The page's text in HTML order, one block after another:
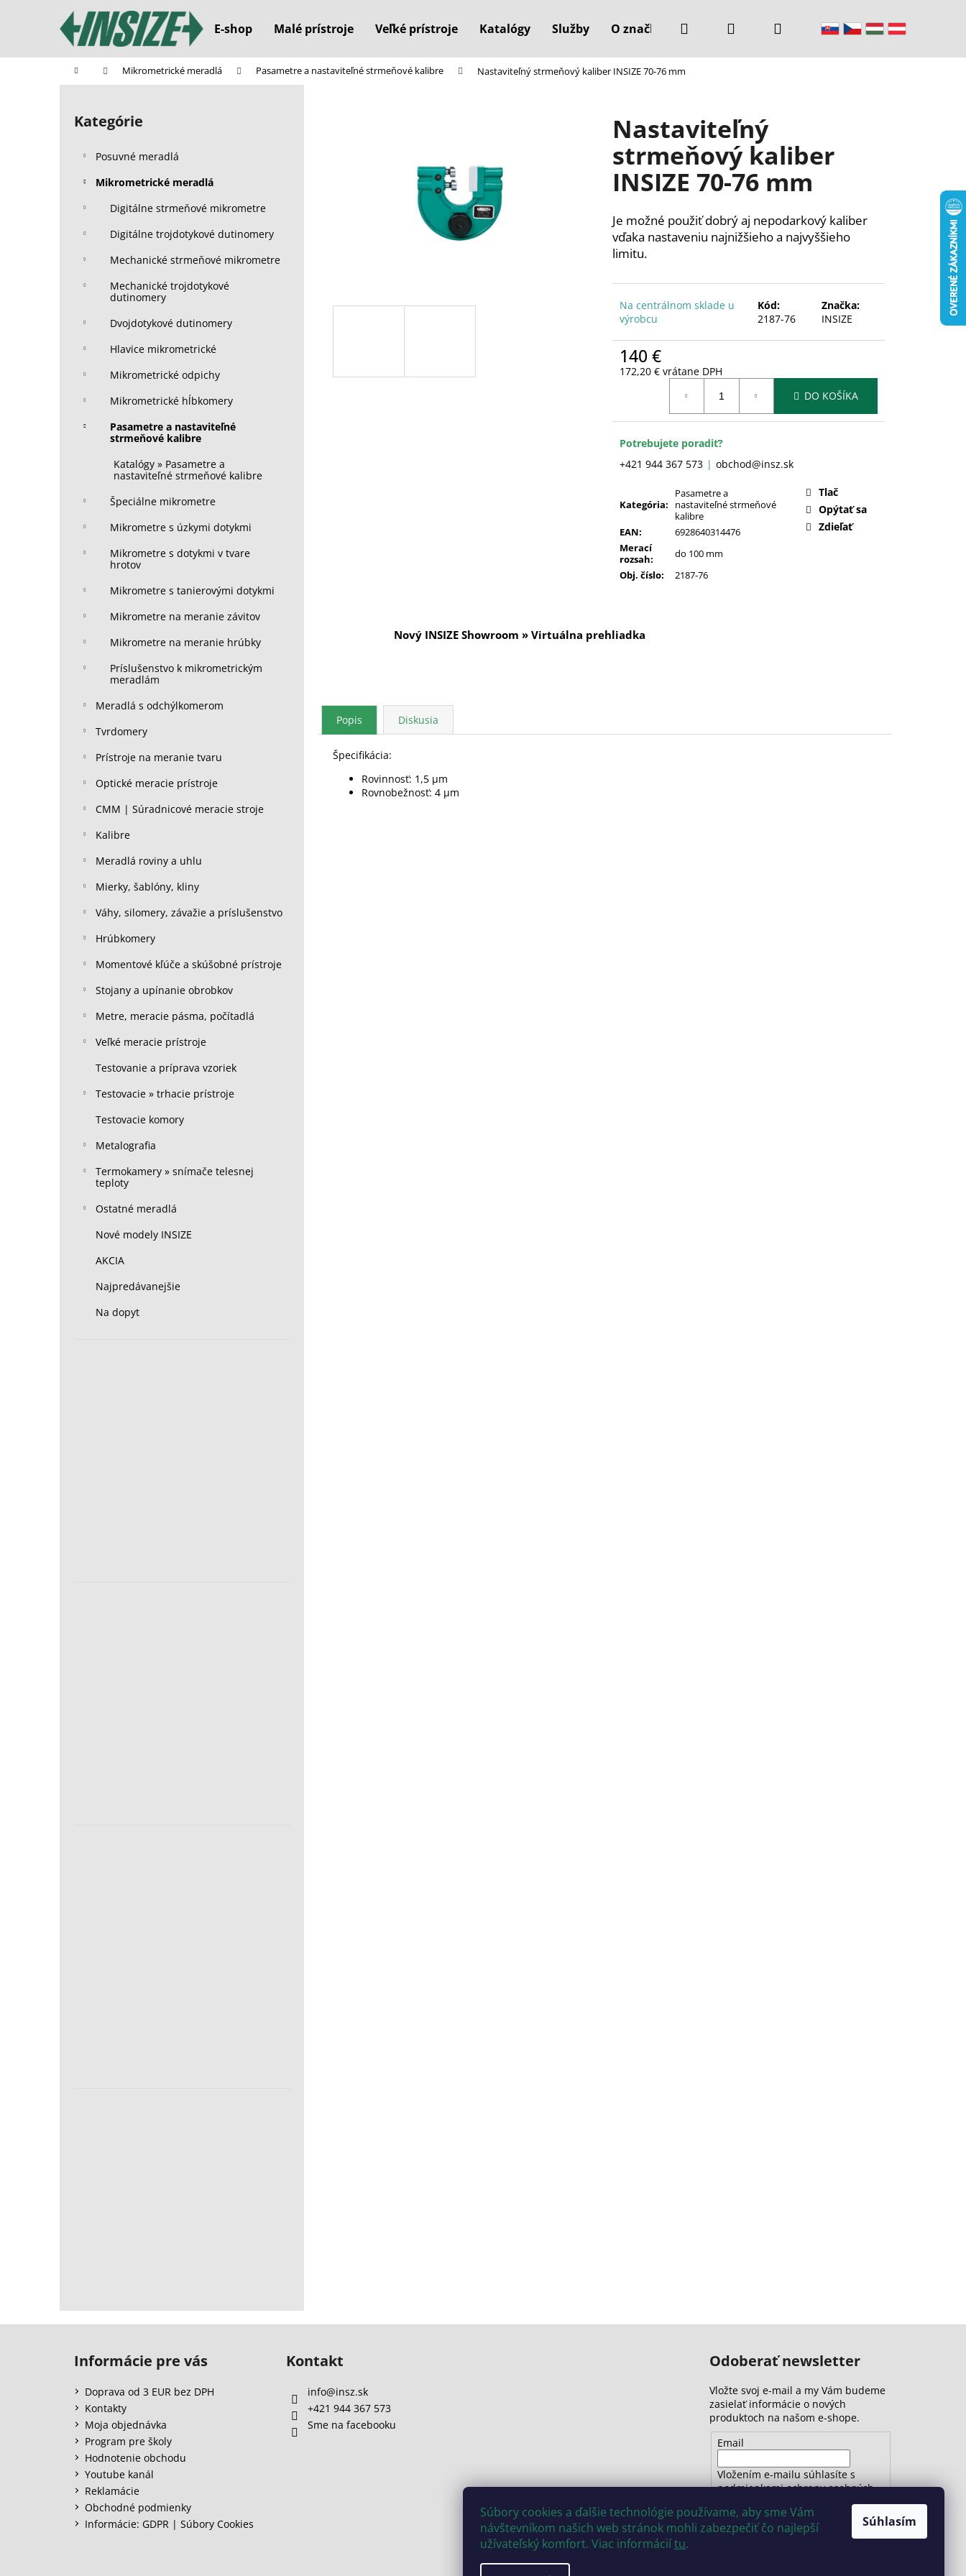
Súbory cookies a ďalšie technológie používame, aby sme Vám
návštevníkom našich web stránok mohli zabezpečiť čo najlepší
užívateľský komfort. Viac informáciítu.
Súhlasím
E-shop Malé prístroje Veľké prístroje Katalógy Služby O značke Kontakty
Hľadať PrihlásenieNákupný
Domov Mikrometrické meradlá Pasametre a nastaviteľné strmeňové kalibre Nastaviteľný strmeňový kaliber INSIZE 70-76 mm
B
Preskočiť
kategórie
Kategórie
Posuvné meradlá
Mikrometrické meradlá
Digitálne strmeňové mikrometre
Digitálne trojdotykové dutinomery
Mechanické strmeňové mikrometre
Mechanické trojdotykové
dutinomery
Dvojdotykové dutinomery
Hlavice mikrometrické
Mikrometrické odpichy
Mikrometrické hĺbkomery
Pasametre a nastaviteľné
strmeňové kalibre
Katalógy » Pasametre a
nastaviteľné strmeňové kalibre
Špeciálne mikrometre
Mikrometre s úzkymi dotykmi
Mikrometre s dotykmi v tvare
hrotov
Mikrometre s tanierovými dotykmi
Mikrometre na meranie závitov
Mikrometre na meranie hrúbky
Príslušenstvo k mikrometrickým
meradlám
Meradlá s odchýlkomerom
Tvrdomery
Prístroje na meranie tvaru
Optické meracie prístroje
CMM | Súradnicové meracie stroje
Kalibre
Meradlá roviny a uhlu
Mierky, šablóny, kliny
Váhy, silomery, závažie a príslušenstvo
Hrúbkomery
Momentové kľúče a skúšobné prístroje
Stojany a upínanie obrobkov
Metre, meracie pásma, počítadlá
Veľké meracie prístroje
Testovanie a príprava vzoriek
Testovacie » trhacie prístroje
Testovacie komory
Metalografia
Termokamery » snímače telesnej
teploty
Ostatné meradlá
Nové modely INSIZE
AKCIA
Najpredávanejšie
Na dopyt
Nastaviteľný
strmeňový kaliber
INSIZE 70-76 mm
Je možné použiť dobrý aj nepodarkový kaliber
vďaka nastaveniu najnižšieho a najvyššieho
limitu.
Na centrálnom sklade u
výrobcu
Kód:
2187-76
Značka:
INSIZE
140 €
172,20 € vrátane DPH
DO KOŠÍKA
Potrebujete poradiť?
+421 944 367 573
obchod@insz.sk
Kategória:
Pasametre a
nastaviteľné strmeňové
kalibre
EAN:
6928640314476
Merací
rozsah:
do 100 mm
Obj. číslo: 2187-76
Tlač
Opýtať sa
Zdieľať
Nový INSIZE Showroom » Virtuálna prehliadka
Popis Diskusia
Špecifikácia:
Rovinnosť: 1,5 μm
Rovnobežnosť: 4 μm
í
Späť
do
Späť
do
Čo potrebujete nájsť?
Odporúčame
Informácie pre vás
Doprava od 3 EUR bez DPH
Kontakty
Moja objednávka
Program pre školy
Hodnotenie obchodu
Youtube kanál
Reklamácie
Obchodné podmienky
Informácie: GDPR | Súbory Cookies
Kontakt
info@insz.sk
+421 944 367 573
Sme na facebooku
Odoberať newsletter
Vložte svoj e-mail a my Vám budeme
zasielať informácie o nových
produktoch na našom e-shope.
Email
Vložením e-mailu súhlasíte s
podmienkami ochrany osobných
PRIHLÁSIŤ SA